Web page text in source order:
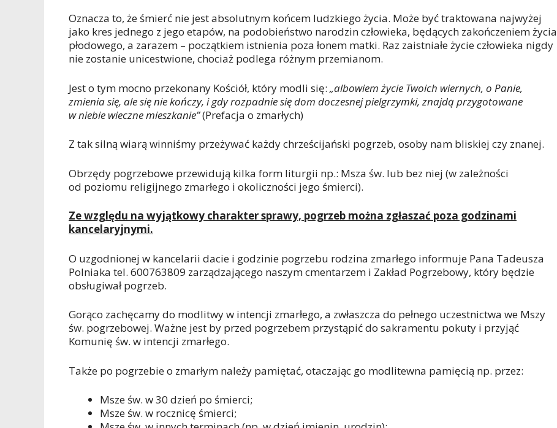
Oznacza to, że śmierć nie jest absolutnym końcem ludzkiego życia. Może być traktowana najwyżej
jako kres jednego z jego etapów, na podobieństwo narodzin człowieka, będących zakończeniem życia
płodowego, a zarazem – początkiem istnienia poza łonem matki. Raz zaistniałe życie człowieka nigdy
nie zostanie unicestwione, chociaż podlega różnym przemianom.
Jest o tym mocno przekonany Kościół, który modli się: „albowiem życie Twoich wiernych, o Panie,
zmienia się, ale się nie kończy, i gdy rozpadnie się dom doczesnej pielgrzymki, znajdą przygotowane
w niebie wieczne mieszkanie”(Prefacja o zmarłych)
Z tak silną wiarą winniśmy przeżywać każdy chrześcijański pogrzeb, osoby nam bliskiej czy znanej.
Obrzędy pogrzebowe przewidują kilka form liturgii np.: Msza św. lub bez niej (w zależności
od poziomu religijnego zmarłego i okoliczności jego śmierci).
Ze względu na wyjątkowy charakter sprawy, pogrzeb można zgłaszać poza godzinami
kancelaryjnymi.
O uzgodnionej w kancelarii dacie i godzinie pogrzebu rodzina zmarłego informuje Pana Tadeusza
Polniaka tel. 600763809 zarządzającego naszym cmentarzem i Zakład Pogrzebowy, który będzie
obsługiwał pogrzeb.
Gorąco zachęcamy do modlitwy w intencji zmarłego, a zwłaszcza do pełnego uczestnictwa we Mszy
św. pogrzebowej. Ważne jest by przed pogrzebem przystąpić do sakramentu pokuty i przyjąć
Komunię św. w intencji zmarłego.
Także po pogrzebie o zmarłym należy pamiętać, otaczając go modlitewna pamięcią np. przez:
Msze św. w 30 dzień po śmierci;
Msze św. w rocznicę śmierci;